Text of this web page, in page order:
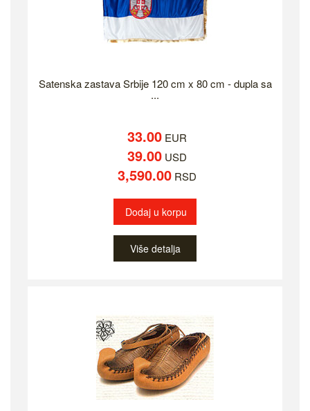
Satenska zastava Srbije 120 cm x 80 cm - dupla sa
...
33.00EUR
39.00USD
3,590.00RSD
Dodaj u korpu
Više detalja